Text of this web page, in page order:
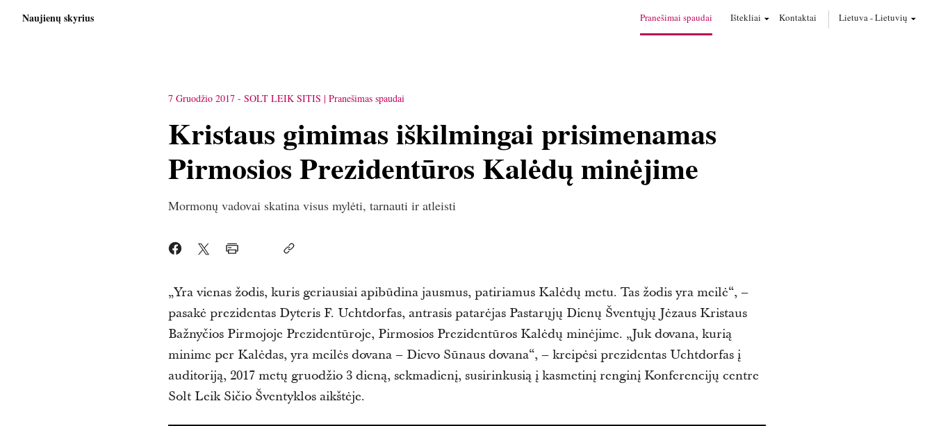
Naujienų skyrius Pranešimai spaudai Ištekliai Kontaktai Lietuva-Lietuvių
7 Gruodžio 2017 - SOLT LEIK SITIS Pranešimas spaudai
Kristaus gimimas iškilmingai prisimenamas
Pirmosios Prezidentūros Kalėdų minėjime
Mormonų vadovai skatina visus mylėti, tarnauti ir atleisti
„Yra vienas žodis, kuris geriausiai apibūdina jausmus, patiriamus Kalėdų metu. Tas žodis yra meilė“, –
pasakė prezidentas Dyteris F. Uchtdorfas, antrasis patarėjas Pastarųjų Dienų Šventųjų Jėzaus Kristaus
Bažnyčios Pirmojoje Prezidentūroje, Pirmosios Prezidentūros Kalėdų minėjime. „Juk dovana, kurią
minime per Kalėdas, yra meilės dovana – Dievo Sūnaus dovana“, – kreipėsi prezidentas Uchtdorfas į
auditoriją, 2017 metų gruodžio 3 dieną, sekmadienį, susirinkusią į kasmetinį renginį Konferencijų centre
Solt Leik Sičio Šventyklos aikštėje.